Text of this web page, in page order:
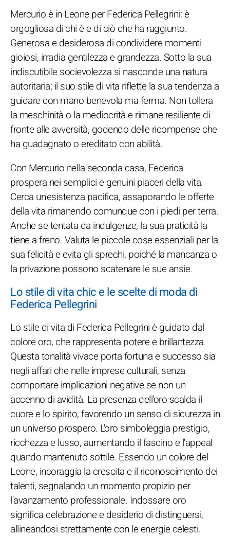
Mercurio è in Leone per Federica Pellegrini: è
orgogliosa di chi è e di ciò che ha raggiunto.
Generosa e desiderosa di condividere momenti
gioiosi, irradia gentilezza e grandezza. Sotto la sua
indiscutibile socievolezza si nasconde una natura
autoritaria; il suo stile di vita riflette la sua tendenza a
guidare con mano benevola ma ferma. Non tollera
la meschinità o la mediocrità e rimane resiliente di
fronte alle avversità, godendo delle ricompense che
ha guadagnato o ereditato con abilità.
Con Mercurio nella seconda casa, Federica
prospera nei semplici e genuini piaceri della vita.
Cerca un'esistenza pacifica, assaporando le offerte
della vita rimanendo comunque con i piedi per terra.
Anche se tentata da indulgenze, la sua praticità la
tiene a freno. Valuta le piccole cose essenziali per la
sua felicità e evita gli sprechi, poiché la mancanza o
la privazione possono scatenare le sue ansie.
Lo stile di vita chic e le scelte di moda di
Federica Pellegrini
Lo stile di vita di Federica Pellegrini è guidato dal
colore oro, che rappresenta potere e brillantezza.
Questa tonalità vivace porta fortuna e successo sia
negli affari che nelle imprese culturali, senza
comportare implicazioni negative se non un
accenno di avidità. La presenza dell'oro scalda il
cuore e lo spirito, favorendo un senso di sicurezza in
un universo prospero. L'oro simboleggia prestigio,
ricchezza e lusso, aumentando il fascino e l'appeal
quando mantenuto sottile. Essendo un colore del
Leone, incoraggia la crescita e il riconoscimento dei
talenti, segnalando un momento propizio per
l'avanzamento professionale. Indossare oro
significa celebrazione e desiderio di distinguersi,
allineandosi strettamente con le energie celesti.